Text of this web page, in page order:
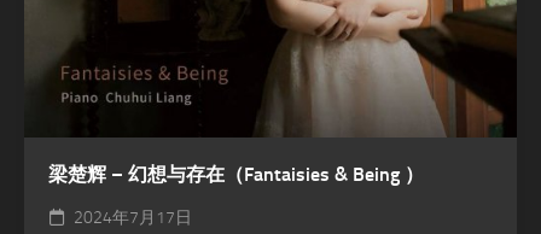
梁楚辉 – 幻想与存在（Fantaisies & Being ）
2024年7月17日